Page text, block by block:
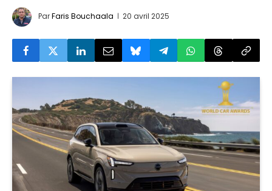
ParFaris Bouchaala 20 avril 2025